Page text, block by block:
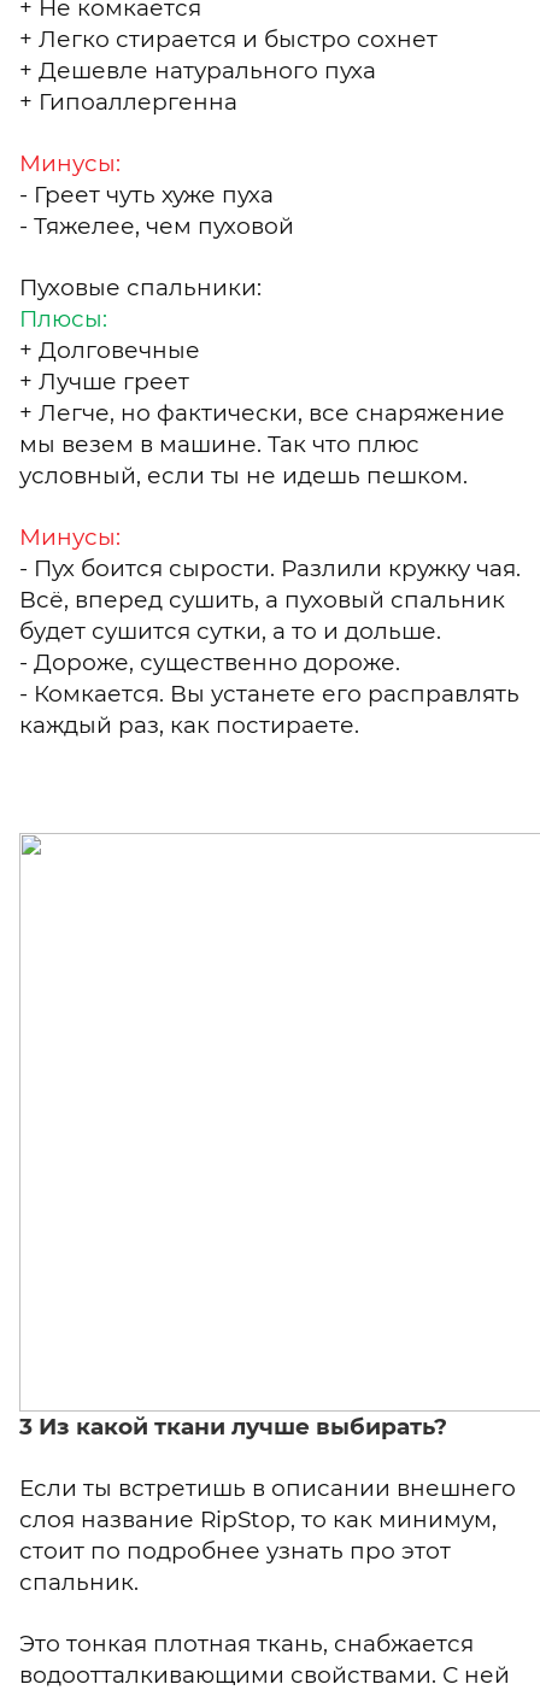
+ Не комкается
+ Легко стирается и быстро сохнет
+ Дешевле натурального пуха
+ Гипоаллергенна
Минусы:
- Греет чуть хуже пуха
- Тяжелее, чем пуховой
Пуховые спальники:
Плюсы:
+ Долговечные
+ Лучше греет
+ Легче, но фактически, все снаряжение
мы везем в машине. Так что плюс
условный, если ты не идешь пешком.
Минусы:
- Пух боится сырости. Разлили кружку чая.
Всё, вперед сушить, а пуховый спальник
будет сушится сутки, а то и дольше.
- Дороже, существенно дороже.
- Комкается. Вы устанете его расправлять
каждый раз, как постираете.
3 Из какой ткани лучше выбирать?
Если ты встретишь в описании внешнего
слоя название RipStop, то как минимум,
стоит по подробнее узнать про этот
спальник.
Это тонкая плотная ткань, снабжается
водоотталкивающими свойствами. С ней